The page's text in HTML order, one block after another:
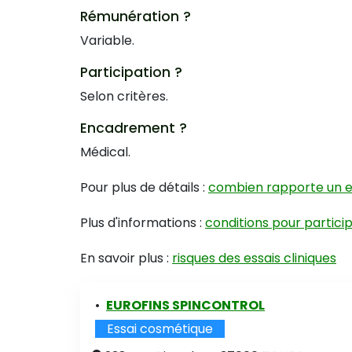
Rémunération ?
Variable.
Participation ?
Selon critères.
Encadrement ?
Médical.
Pour plus de détails : combien rapporte un
Plus d'informations : conditions pour
En savoir plus : risques des essais cliniques
• EUROFINS SPINCONTROL
Essai cosmétique